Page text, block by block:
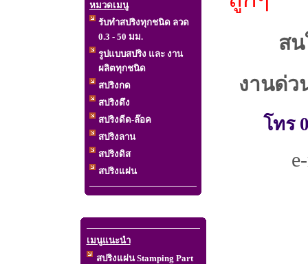
หมวดเมนู
รับทำสปริงทุกชนิด ลวด
0.3 - 50 มม.
รูปแบบสปริง และ งาน
ผลิตทุกชนิด
สปริงกด
สปริงดึง
สปริงดีด-ล๊อค
สปริงลาน
สปริงดิส
สปริงแผ่น
เมนูแนะนำ
สปริงแผ่น Stamping Part
สน
งานด่ว
โทร